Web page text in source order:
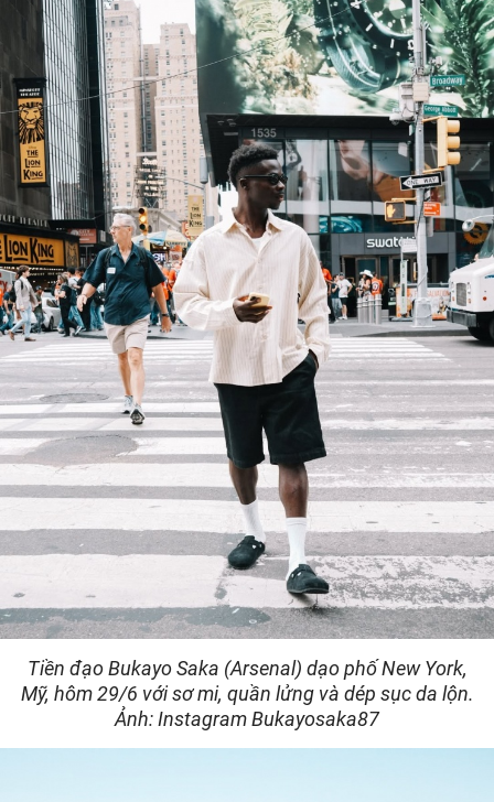
Tiền đạo Bukayo Saka (Arsenal) dạo phố New York,
Mỹ, hôm 29/6 với sơ mi, quần lửng và dép sục da lộn.
Ảnh: Instagram Bukayosaka87